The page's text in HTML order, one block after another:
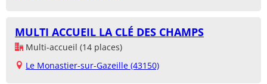
MULTI ACCUEIL LA CLÉ DES CHAMPS
Multi-accueil (14 places)
Le Monastier-sur-Gazeille (43150)